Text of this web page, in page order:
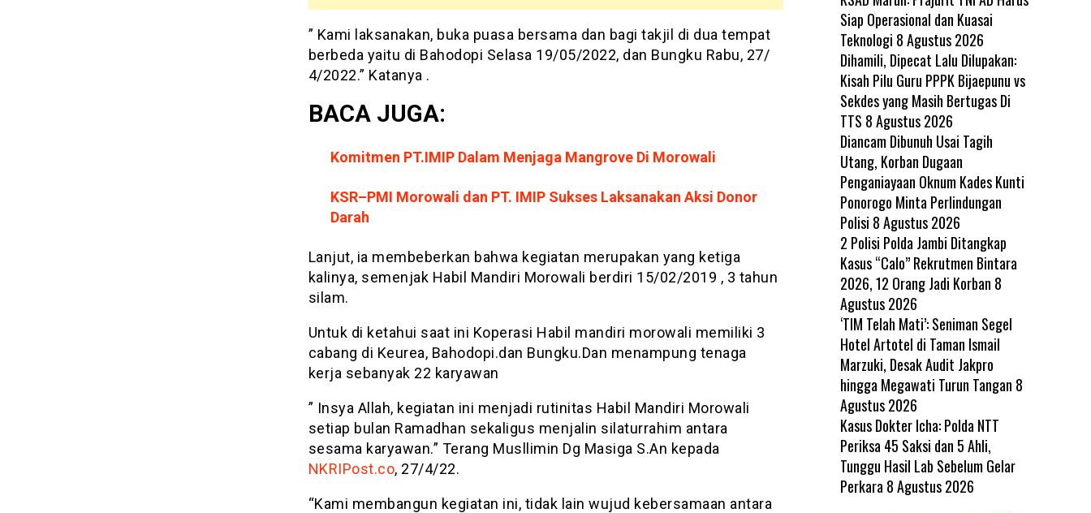
” Kami laksanakan, buka puasa bersama dan bagi takjil di dua tempat
berbeda yaitu di Bahodopi Selasa 19/05/2022, dan Bungku Rabu, 27/
4/2022.” Katanya .
BACA JUGA:
Komitmen PT.IMIP Dalam Menjaga Mangrove Di Morowali
KSR–PMI Morowali dan PT. IMIP Sukses Laksanakan Aksi Donor
Darah
Lanjut, ia membeberkan bahwa kegiatan merupakan yang ketiga
kalinya, semenjak Habil Mandiri Morowali berdiri 15/02/2019 , 3 tahun
silam.
Untuk di ketahui saat ini Koperasi Habil mandiri morowali memiliki 3
cabang di Keurea, Bahodopi.dan Bungku.Dan menampung tenaga
kerja sebanyak 22 karyawan
” Insya Allah, kegiatan ini menjadi rutinitas Habil Mandiri Morowali
setiap bulan Ramadhan sekaligus menjalin silaturrahim antara
sesama karyawan.” Terang Musllimin Dg Masiga S.An kepada
NKRIPost.co, 27/4/22.
“Kami membangun kegiatan ini, tidak lain wujud kebersamaan antara
Siap Operasional dan Kuasai
Teknologi 8 Agustus 2026
Dihamili, Dipecat Lalu Dilupakan:
Kisah Pilu Guru PPPK Bijaepunu vs
Sekdes yang Masih Bertugas Di
TTS 8 Agustus 2026
Diancam Dibunuh Usai Tagih
Utang, Korban Dugaan
Penganiayaan Oknum Kades Kunti
Ponorogo Minta Perlindungan
Polisi 8 Agustus 2026
2 Polisi Polda Jambi Ditangkap
Kasus “Calo” Rekrutmen Bintara
2026, 12 Orang Jadi Korban 8
Agustus 2026
‘TIM Telah Mati’: Seniman Segel
Hotel Artotel di Taman Ismail
Marzuki, Desak Audit Jakpro
hingga Megawati Turun Tangan 8
Agustus 2026
Kasus Dokter Icha: Polda NTT
Periksa 45 Saksi dan 5 Ahli,
Tunggu Hasil Lab Sebelum Gelar
Perkara 8 Agustus 2026